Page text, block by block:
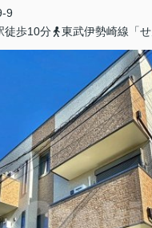
9
徒歩10分
東武伊勢崎線「